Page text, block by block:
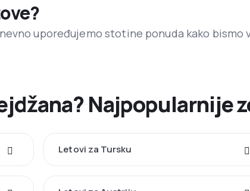
upoređujemo stotine ponuda kako bismo
Najpopularnije
Letovi za Tursku